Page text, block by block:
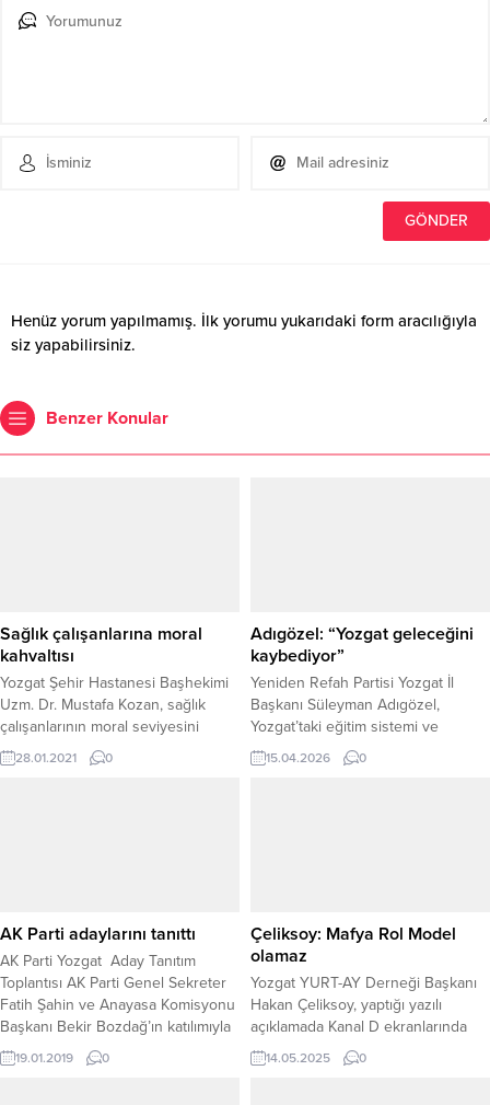
Henüz yorum yapılmamış. İlk yorumu yukarıdaki form aracılığıyla
siz yapabilirsiniz.
Benzer Konular
Sağlık çalışanlarına moral
kahvaltısı
Yozgat Şehir Hastanesi Başhekimi
Uzm. Dr. Mustafa Kozan, sağlık
çalışanlarının moral seviyesini
yüksek tutma adına düzenlediği
farklı etkinliklere bir yenisini daha
28.01.2021 0
Adıgözel: “Yozgat geleceğini
kaybediyor”
Yeniden Refah Partisi Yozgat İl
Başkanı Süleyman Adıgözel,
Yozgat’taki eğitim sistemi ve
öğrenci göçüne ilişkin dikkat
çekerek, “Yozgat geleceğini
umut göçü veriyor” diyen Adıgözel,
gençlerin...
15.04.2026 0
AK Parti adaylarını tanıttı
AK Parti Yozgat Aday Tanıtım
Toplantısı AK Parti Genel Sekreter
Fatih Şahin ve Anayasa Komisyonu
Başkanı Bekir Bozdağ’ın katılımıyla
yapıldı.
19.01.2019 0
Çeliksoy: Mafya Rol Model
olamaz
Yozgat YURT-AY Derneği Başkanı
Hakan Çeliksoy, yaptığı yazılı
açıklamada Kanal D ekranlarında
yayınlanan “Eşref Rüya” dizisinin,
çocukların psikolojisini olumsuz
14.05.2025 0